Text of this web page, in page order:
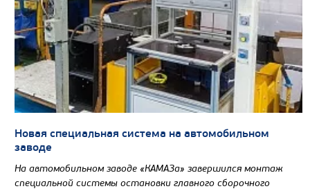
ШАССИ КАМАЗ 43502
Новая специальная система на автомобильном
заводе
На автомобильном заводе «КАМАЗа» завершился монтаж
специальной системы остановки главного сборочного